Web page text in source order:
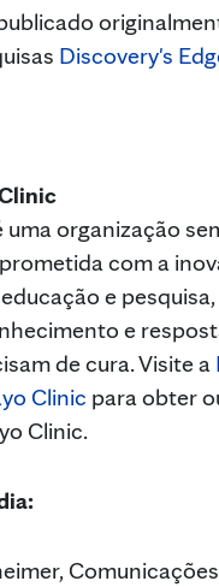
Discovery's
uma organização
com a
e
e
de cura. Visite a
Clinic para obter
Clinic.